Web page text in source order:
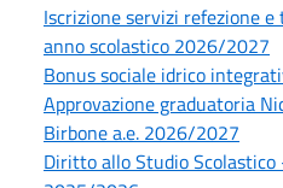
Iscrizione servizi refezione
anno scolastico 2026/2027
Bonus sociale idrico
Approvazione graduatoria
Birbone a.e. 2026/2027
Diritto allo Studio Scolastico